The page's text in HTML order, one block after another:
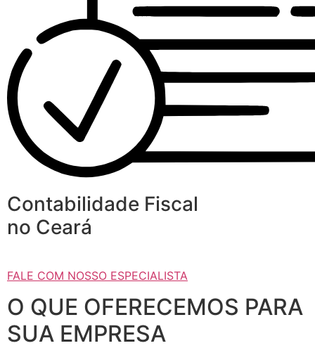
Contabilidade Fiscal
no Ceará
FALE COM NOSSO ESPECIALISTA
O QUE OFERECEMOS PARA
SUA EMPRESA